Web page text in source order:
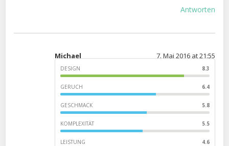
Antworten
Michael 7. Mai 2016 at 21:55
DESIGN 8.3
GERUCH 6.4
GESCHMACK 5.8
KOMPLEXITÄT 5.5
LEISTUNG 4.6